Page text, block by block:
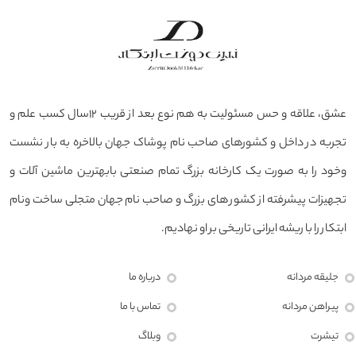
جلیقه مردانه
پیراهن مردانه
تیشرت
درباره ما
تماس با ما
وبلاگ
عشق، علاقه و حس مسئولیت به هم نوع بعد از قریب ۱۲سال کسب علم و
تجربه در داخل و کشورهای صاحب نام پوشاک جهان بالاخره به بار نشست
وخود را به صورت یک کارخانه بزرگ تمام صنعتی بابهترین ماشین آلات و
تجهیزات پیشرفته از کشور های بزرگ و صاحب نام جهان متجلی ساخت ونام
ابتکار را با ریشه ایرانی تاریخی بر او نهادیم.